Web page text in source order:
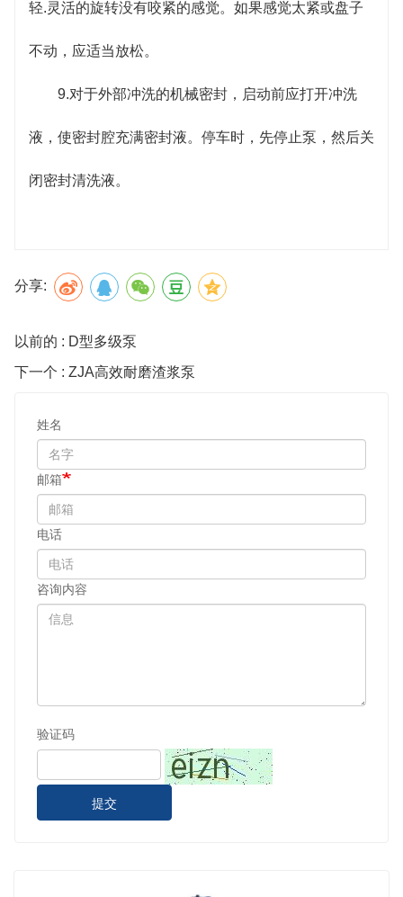
轻.灵活的旋转没有咬紧的感觉。如果感觉太紧或盘子
不动，应适当放松。
9.对于外部冲洗的机械密封，启动前应打开冲洗
液，使密封腔充满密封液。停车时，先停止泵，然后关
闭密封清洗液。
分享:
以前的 : D型多级泵
下一个 : ZJA高效耐磨渣浆泵
姓名
邮箱
电话
咨询内容
验证码
提交